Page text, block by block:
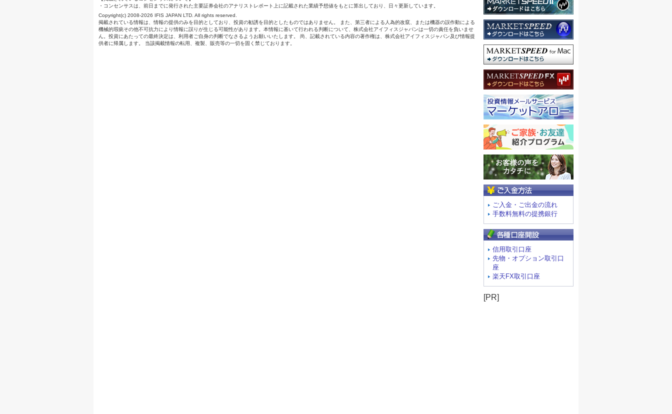
ご入金・ご出金の流れ
手数料無料の提携銀行
信用取引口座
先物・オプション取引口
座
楽天FX取引口座
[PR]